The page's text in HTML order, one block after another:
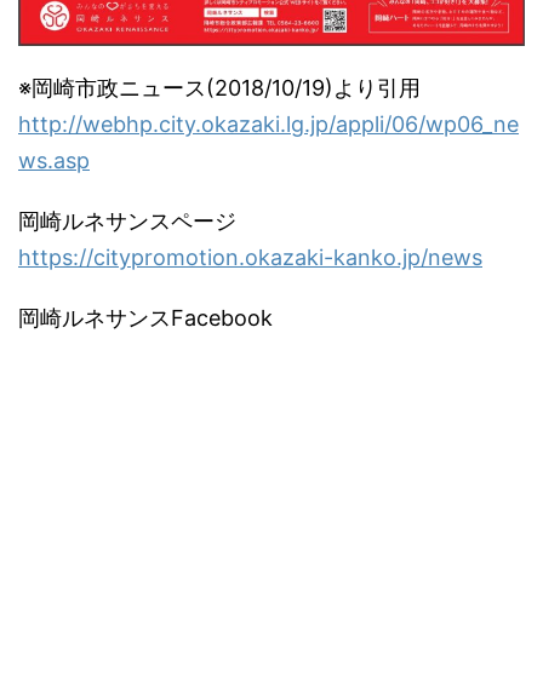
※岡崎市政ニュース(2018/10/19)より引用
http://webhp.city.okazaki.lg.jp/appli/06/wp06_ne
ws.asp
岡崎ルネサンスページ
https://citypromotion.okazaki-kanko.jp/news
岡崎ルネサンスFacebook